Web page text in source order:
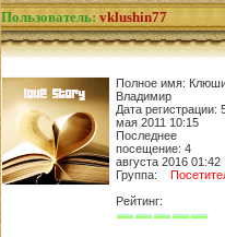
Пользователь: vklushin77
Полное имя:
Владимир
Дата регистрации:
мая 2011 10:15
Последнее
посещение: 4
августа 2016 01:42
Группа:
Рейтинг: